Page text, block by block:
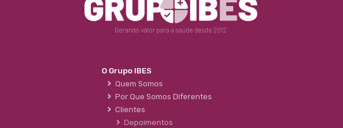
O Grupo IBES
Quem Somos
Por Que Somos Diferentes
Clientes
Depoimentos